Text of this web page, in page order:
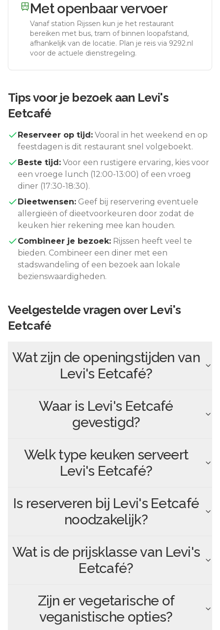
Met openbaar vervoer
Vanaf station Rijssen kun je het restaurant
bereiken met bus, tram of binnen loopafstand,
afhankelijk van de locatie. Plan je reis via 9292.nl
voor de actuele dienstregeling.
Tips voor je bezoek aan Levi's
Eetcafé
Reserveer op tijd: Vooral in het weekend en op
feestdagen is dit restaurant snel volgeboekt.
Beste tijd: Voor een rustigere ervaring, kies voor
een vroege lunch (12:00-13:00) of een vroeg
diner (17:30-18:30).
Dieetwensen: Geef bij reservering eventuele
allergieën of dieetvoorkeuren door zodat de
keuken hier rekening mee kan houden.
Combineer je bezoek: Rijssen heeft veel te
bieden. Combineer een diner met een
stadswandeling of een bezoek aan lokale
bezienswaardigheden.
Veelgestelde vragen over Levi's
Eetcafé
Wat zijn de openingstijden van
Levi's Eetcafé?
Waar is Levi's Eetcafé
gevestigd?
Welk type keuken serveert
Levi's Eetcafé?
Is reserveren bij Levi's Eetcafé
noodzakelijk?
Wat is de prijsklasse van Levi's
Eetcafé?
Zijn er vegetarische of
veganistische opties?